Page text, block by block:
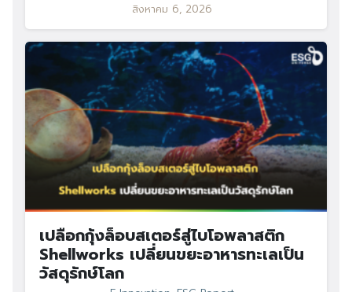
สิงหาคม 6, 2026
เปลือกกุ้งล็อบสเตอร์สู่ไบโอพลาสติก
Shellworks เปลี่ยนขยะอาหารทะเลเป็น
วัสดุรักษ์โลก